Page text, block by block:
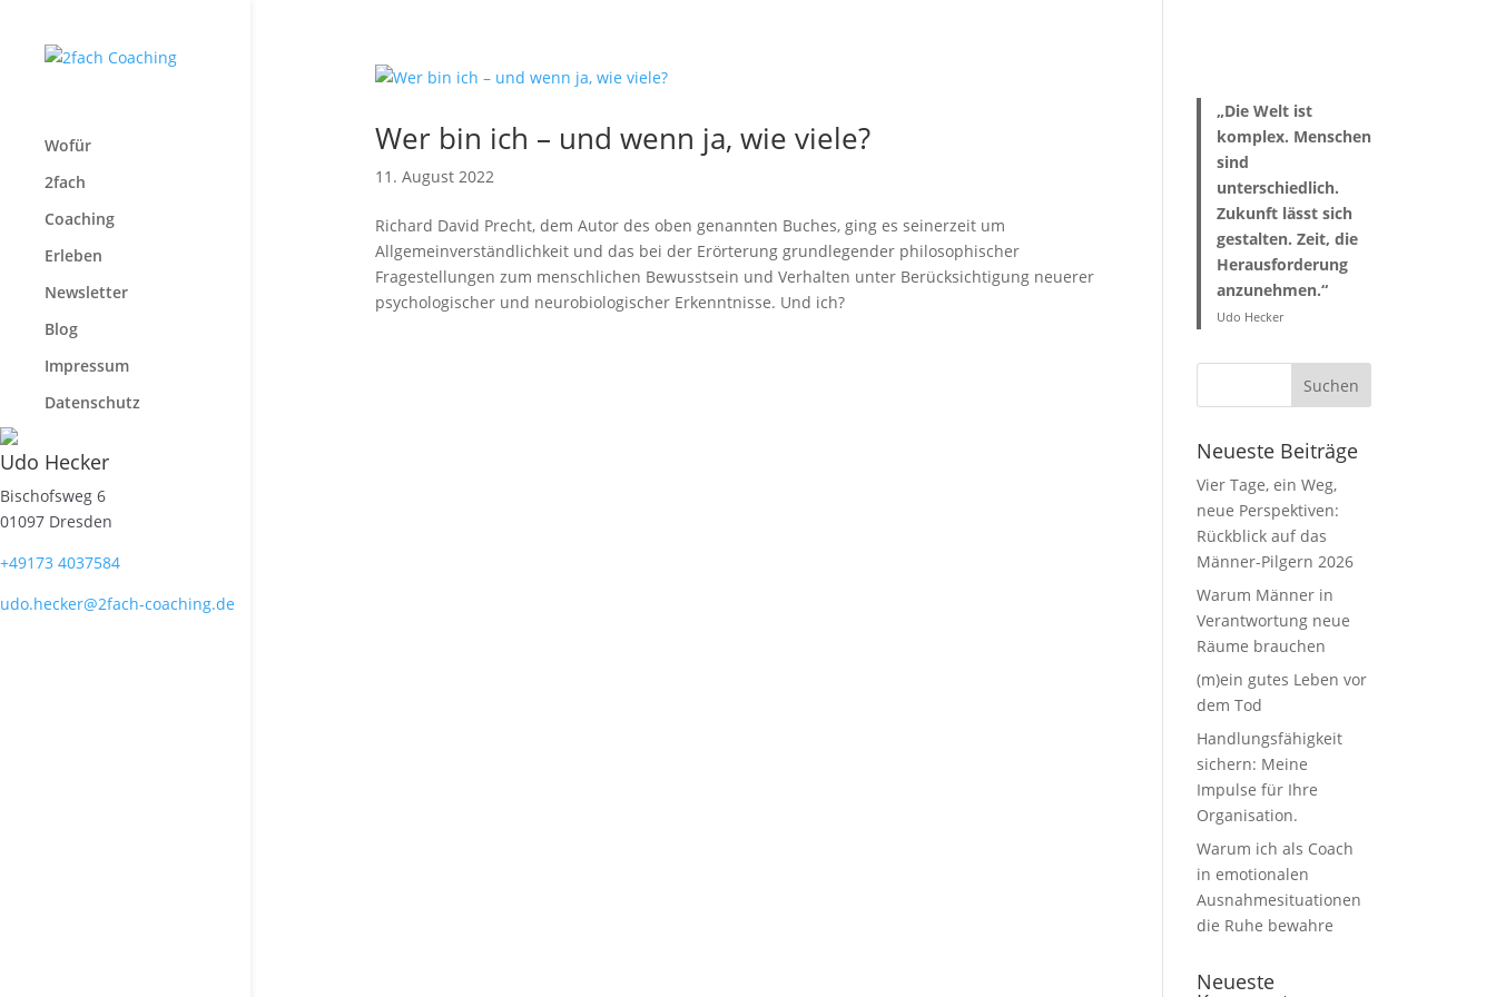
Wofür
2fach
Coaching
Erleben
Newsletter
Blog
Impressum
Datenschutz
Udo Hecker
Bischofsweg 6
01097 Dresden
+49173 4037584
udo.hecker@2fach-coaching.de
Wer bin ich – und wenn ja, wie viele?
11. August 2022
Richard David Precht, dem Autor des oben genannten Buches, ging es seinerzeit um
Allgemeinverständlichkeit und das bei der Erörterung grundlegender philosophischer
Fragestellungen zum menschlichen Bewusstsein und Verhalten unter Berücksichtigung neuerer
psychologischer und neurobiologischer Erkenntnisse. Und ich?
„Die Welt ist
komplex. Menschen
sind
unterschiedlich.
Zukunft lässt sich
gestalten. Zeit, die
Herausforderung
anzunehmen.“
Udo Hecker
Neueste Beiträge
Vier Tage, ein Weg,
neue Perspektiven:
Rückblick auf das
Männer-Pilgern 2026
Warum Männer in
Verantwortung neue
Räume brauchen
(m)ein gutes Leben vor
dem Tod
Handlungsfähigkeit
sichern: Meine
Impulse für Ihre
Organisation.
Warum ich als Coach
in emotionalen
Ausnahmesituationen
die Ruhe bewahre
Neueste